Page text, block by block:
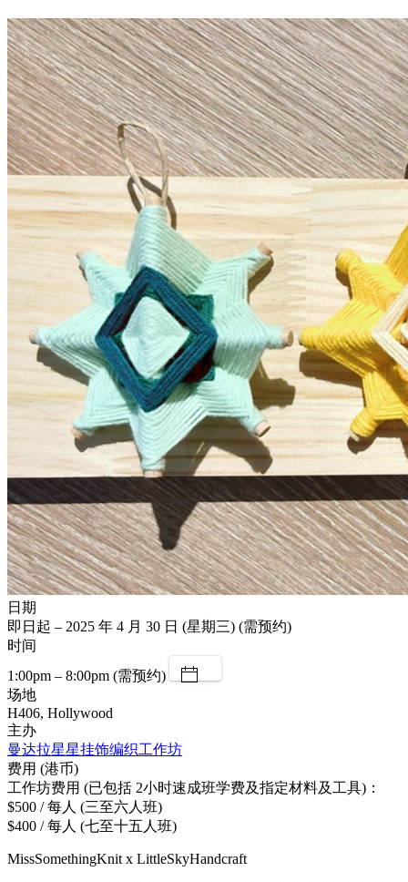
日期
即日起 – 2025 年 4 月 30 日 (星期三) (需预约)
时间
1:00pm – 8:00pm (需预约)
场地
H406, Hollywood
主办
曼达拉星星挂饰编织工作坊
费用 (港币)
工作坊费用 (已包括 2小时速成班学费及指定材料及工具)：
$500 / 每人 (三至六人班)
$400 / 每人 (七至十五人班)
MissSomethingKnit x LittleSkyHandcraft